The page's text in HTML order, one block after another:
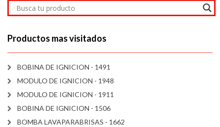
Productos mas visitados
BOBINA DE IGNICION - 1491
MODULO DE IGNICION - 1948
MODULO DE IGNICION - 1911
BOBINA DE IGNICION - 1506
BOMBA LAVAPARABRISAS - 1662